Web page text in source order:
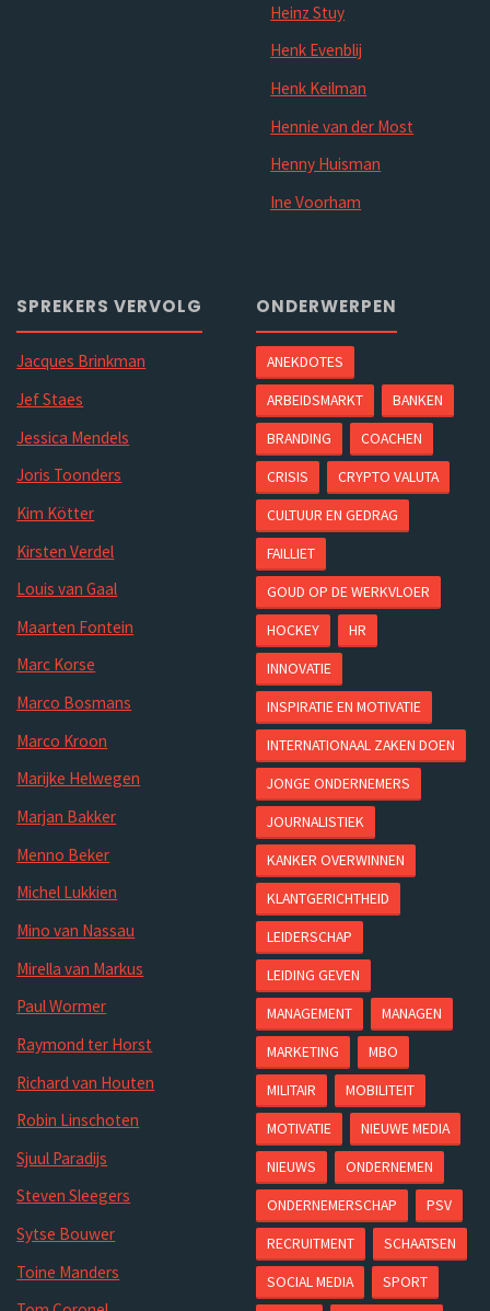
Heinz Stuy
Henk Evenblij
Henk Keilman
Hennie van der Most
Henny Huisman
Ine Voorham
SPREKERS VERVOLG
Jacques Brinkman
Jef Staes
Jessica Mendels
Joris Toonders
Kim Kötter
Kirsten Verdel
Louis van Gaal
Maarten Fontein
Marc Korse
Marco Bosmans
Marco Kroon
Marijke Helwegen
Marjan Bakker
Menno Beker
Michel Lukkien
Mino van Nassau
Mirella van Markus
Paul Wormer
Raymond ter Horst
Richard van Houten
Robin Linschoten
Sjuul Paradijs
Steven Sleegers
Sytse Bouwer
Toine Manders
ONDERWERPEN
ANEKDOTES
ARBEIDSMARKT
BANKEN
BRANDING
COACHEN
CRISIS
CRYPTO VALUTA
CULTUUR EN GEDRAG
FAILLIET
GOUD OP DE WERKVLOER
HOCKEY
HR
INNOVATIE
INSPIRATIE EN MOTIVATIE
INTERNATIONAAL ZAKEN DOEN
JONGE ONDERNEMERS
JOURNALISTIEK
KANKER OVERWINNEN
KLANTGERICHTHEID
LEIDERSCHAP
LEIDING GEVEN
MANAGEMENT
MANAGEN
MARKETING
MBO
MILITAIR
MOBILITEIT
MOTIVATIE
NIEUWE MEDIA
NIEUWS
ONDERNEMEN
ONDERNEMERSCHAP
PSV
RECRUITMENT
SCHAATSEN
SOCIAL MEDIA
SPORT